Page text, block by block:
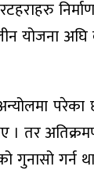
योजना
तर
गुनासो